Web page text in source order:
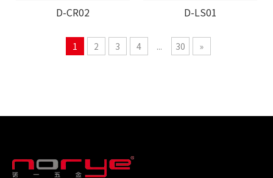
D-CR02 D-LS01
1 2 3 4 ... 30 »